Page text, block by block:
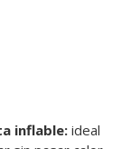
inflable:ideal